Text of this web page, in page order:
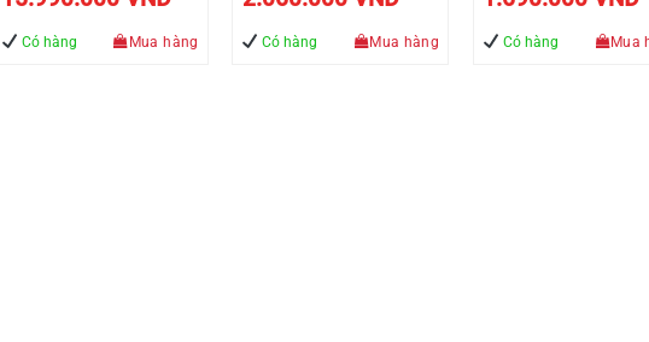
là:
15.990.000 VNĐ.
Có hàng Mua hàng
là:
2.060.000 VNĐ.
Có hàng Mua hàng
là:
Có hàng Mua